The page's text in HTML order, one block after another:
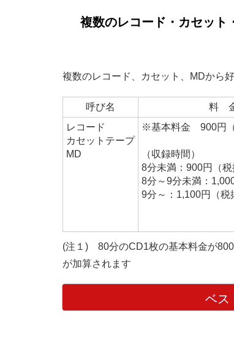
複数のレコード・カセット
複数のレコード、カセット、MDから
呼び名 料
レコード
カセットテープ
MD
※基本料金 900円（
（収録時間）
8分未満：900円（税
8分～9分未満：
9分～：1,100円（税
(注１) 80分のCD1枚の基本料金が
が加算されます
ベス